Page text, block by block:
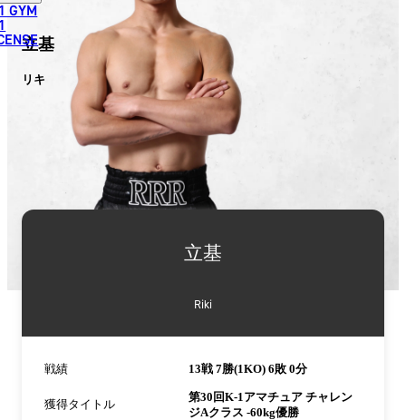
العربية
GYM
立基
リキ
立基
Riki
戦績 13戦 7勝(1KO) 6敗 0分
獲得タイトル
第30回K-1アマチュア チャレン
ジAクラス -60kg優勝